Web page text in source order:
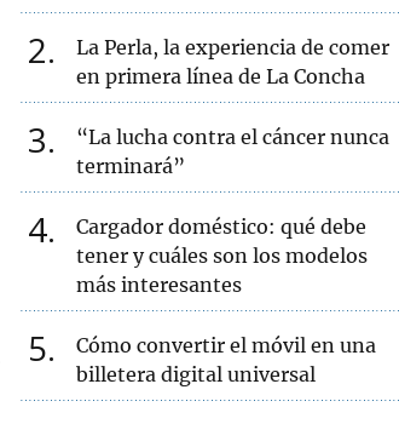
2
La Perla, la experiencia de comer
en primera línea de La Concha
3
“La lucha contra el cáncer nunca
terminará”
4
Cargador doméstico: qué debe
tener y cuáles son los modelos
más interesantes
5
Cómo convertir el móvil en una
billetera digital universal